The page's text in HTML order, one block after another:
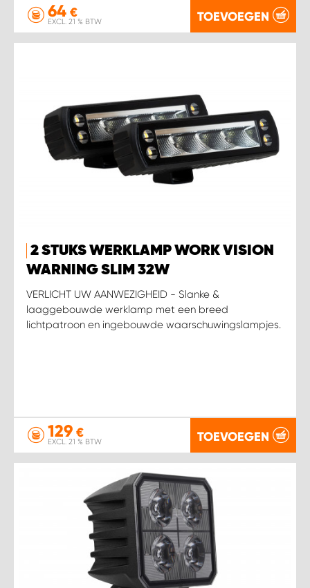
64 €
EXCL. 21 % BTW TOEVOEGEN
2 STUKS WERKLAMP WORK VISION
WARNING SLIM 32W
VERLICHT UW AANWEZIGHEID - Slanke &
laaggebouwde werklamp met een breed
lichtpatroon en ingebouwde waarschuwingslampjes.
129 €
EXCL. 21 % BTW TOEVOEGEN